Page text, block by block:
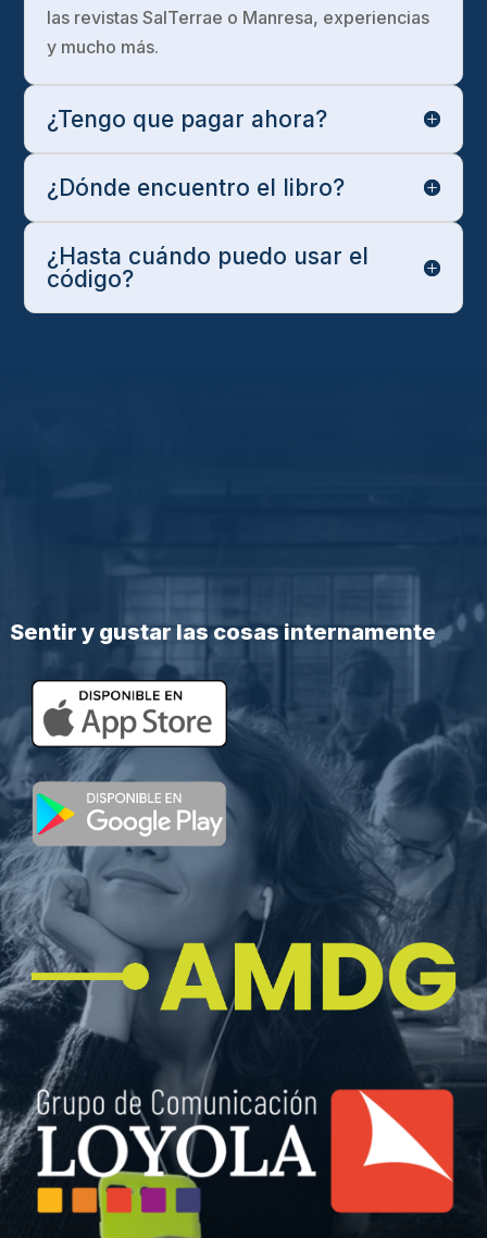
las revistas SalTerrae o Manresa, experiencias
y mucho más.
¿Tengo que pagar ahora?
¿Dónde encuentro el libro?
¿Hasta cuándo puedo usar el
código?
Sentir y gustar las cosas internamente